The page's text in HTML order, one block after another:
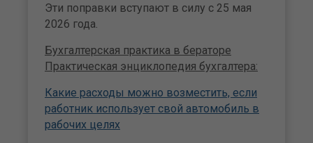
Эти поправки вступают в силу с 25 мая
2026 года.
Бухгалтерская практика в бераторе
Практическая энциклопедия бухгалтера:
Какие расходы можно возместить, если
работник использует свой автомобиль в
рабочих целях